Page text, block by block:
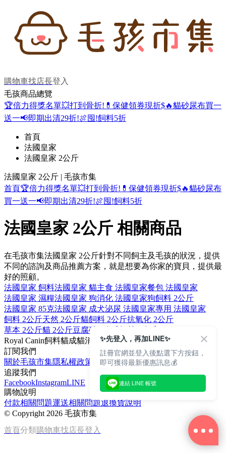
購物車找店長登入
毛孩商品總覽
🏆倍力得獎名單💥打到骨折! 💊保健領券現折$🔥貓砂尿布買一
送一📢即期出清29折!🍖囤!飼料5折
首頁
法國皇家
法國皇家 2公斤
法國皇家 2公斤 | 毛孩市集
首頁🏆倍力得獎名單💥打到骨折! 💊保健領券現折$🔥貓砂尿布
買一送一📢即期出清29折!🍖囤!飼料5折
法國皇家 2公斤 相關商品
在毛孩市集法國皇家 2公斤針對不同飼主及毛孩的狀況，提供
不同的諮詢及商品推薦方案，就是想要為你家的寶貝，提供最
好的照顧。
法國皇家 飼料法國皇家 貓主食 法國皇家餐包 法國皇家
法國皇家 濕糧法國皇家 狗消化 法國皇家狗飼料 2公斤
法國皇家 85克法國皇家 成犬泌尿 法國皇家專用 法國皇家
飼料 2公斤天然 2公斤貓飼料 2公斤抗氧化 2公斤
草本 2公斤貓 2公斤豆腐砂 2公斤
Royal Canin飼料貓成貓消化
訂閱我們
關於毛孩市集隱私權政策
文章
追蹤我們
FacebookInstagramLINE
購物說明
付款相關問題運送相關問題退換貨說明
© Copyright 2026 毛孩市集
首頁分類購物車找店長登入
✨先登入，再加LINE✨
註冊官網並登入後點選下方按鈕，
即可獲得最新優惠訊息💰
連結 LINE 帳號